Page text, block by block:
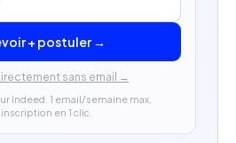
+ postuler →
sans email →
Indeed. 1 email/semaine max,
en 1 clic.